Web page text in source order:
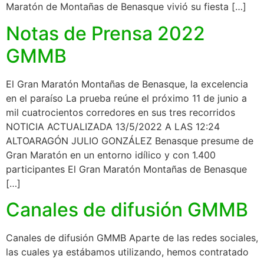
Maratón de Montañas de Benasque vivió su fiesta […]
Notas de Prensa 2022
GMMB
El Gran Maratón Montañas de Benasque, la excelencia
en el paraíso La prueba reúne el próximo 11 de junio a
mil cuatrocientos corredores en sus tres recorridos
NOTICIA ACTUALIZADA 13/5/2022 A LAS 12:24
ALTOARAGÓN JULIO GONZÁLEZ Benasque presume de
Gran Maratón en un entorno idílico y con 1.400
participantes El Gran Maratón Montañas de Benasque
[…]
Canales de difusión GMMB
Canales de difusión GMMB Aparte de las redes sociales,
las cuales ya estábamos utilizando, hemos contratado